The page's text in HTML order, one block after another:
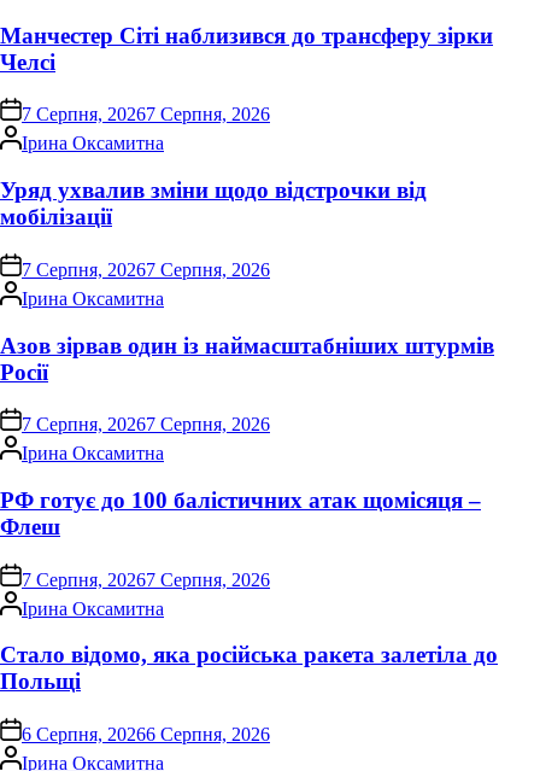
Манчестер Сіті наблизився до трансферу зірки
Челсі
on 7 Серпня, 20267 Серпня, 2026
Опубліковано
Ірина Оксамитна
Уряд ухвалив зміни щодо відстрочки від
мобілізації
on 7 Серпня, 20267 Серпня, 2026
Опубліковано
Ірина Оксамитна
Азов зірвав один із наймасштабніших штурмів
Росії
on 7 Серпня, 20267 Серпня, 2026
Опубліковано
Ірина Оксамитна
РФ готує до 100 балістичних атак щомісяця –
Флеш
on 7 Серпня, 20267 Серпня, 2026
Опубліковано
Ірина Оксамитна
Стало відомо, яка російська ракета залетіла до
Польщі
on6 Серпня, 20266 Серпня, 2026
Опубліковано
Ірина Оксамитна